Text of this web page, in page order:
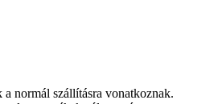
normál szállításra vonatkoznak.